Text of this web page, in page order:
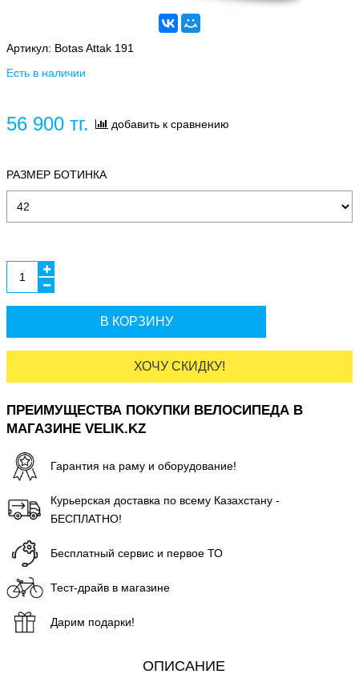
Артикул: Botas Attak 191
Есть в наличии
56 900 тг. добавить к сравнению
РАЗМЕР БОТИНКА
В КОРЗИНУ
ХОЧУ СКИДКУ!
ПРЕИМУЩЕСТВА ПОКУПКИ ВЕЛОСИПЕДА В
МАГАЗИНЕ VELIK.KZ
Гарантия на раму и оборудование!
Курьерская доставка по всему Казахстану -
БЕСПЛАТНО!
Бесплатный сервис и первое ТО
Тест-драйв в магазине
Дарим подарки!
ОПИСАНИЕ